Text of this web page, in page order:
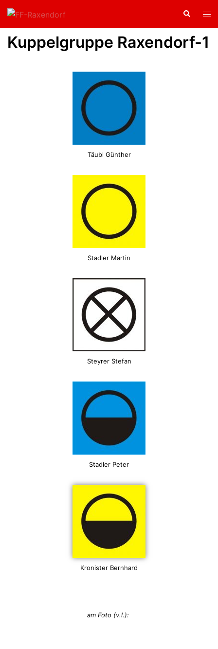
Kuppelgruppe Raxendorf-1
Täubl Günther
Stadler Martin
Steyrer Stefan
Stadler Peter
Kronister Bernhard
am Foto (v.l.):